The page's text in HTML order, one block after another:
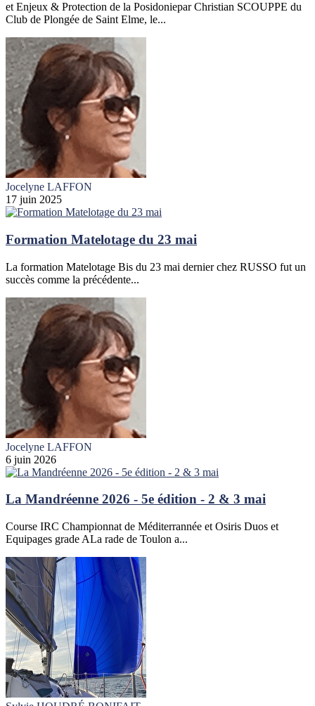
et Enjeux & Protection de la Posidoniepar Christian SCOUPPE du
Club de Plongée de Saint Elme, le...
Jocelyne LAFFON
17 juin 2025
Formation Matelotage du 23 mai
La formation Matelotage Bis du 23 mai dernier chez RUSSO fut un
succès comme la précédente...
Jocelyne LAFFON
6 juin 2026
La Mandréenne 2026 - 5e édition - 2 & 3 mai
Course IRC Championnat de Méditerrannée et Osiris Duos et
Equipages grade ALa rade de Toulon a...